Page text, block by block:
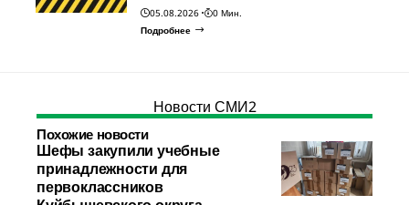
05.08.2026
0 Мин.
Подробнее
Новости СМИ2
Похожие новости
Шефы закупили учебные
принадлежности для
первоклассников